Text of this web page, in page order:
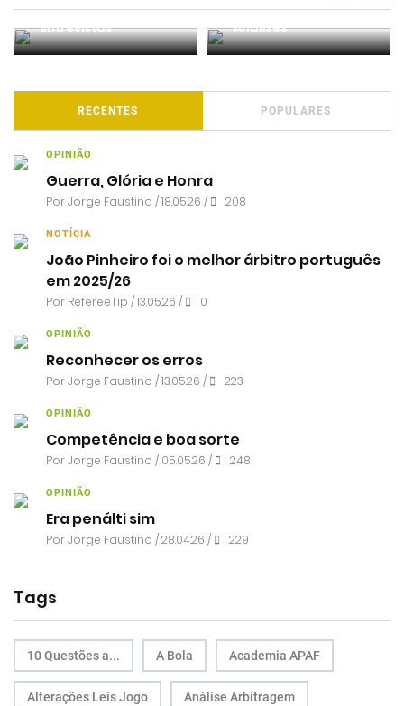
Entrevistas Análises
RECENTES POPULARES
OPINIÃO
Guerra, Glória e Honra
PorJorge Faustino / 18.05.26 / 208
NOTÍCIA
João Pinheiro foi o melhor árbitro português
em 2025/26
Por RefereeTip / 13.05.26 / 0
OPINIÃO
Reconhecer os erros
PorJorge Faustino / 13.05.26 / 223
OPINIÃO
Competência e boa sorte
PorJorge Faustino / 05.05.26 / 248
OPINIÃO
Era penálti sim
PorJorge Faustino / 28.04.26 / 229
Tags
10 Questões a... A Bola Academia APAF
Alterações Leis Jogo Análise Arbitragem